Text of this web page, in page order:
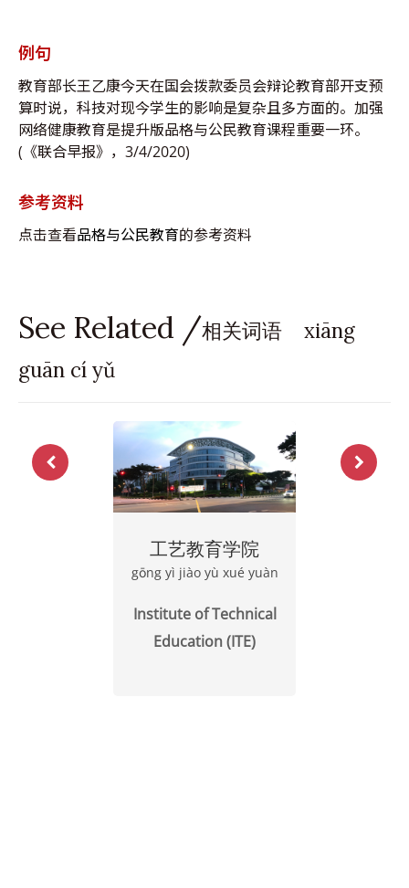
例句
教育部长王乙康今天在国会拨款委员会辩论教育部开支预
算时说，科技对现今学生的影响是复杂且多方面的。加强
网络健康教育是提升版品格与公民教育课程重要一环。
(《联合早报》，3/4/2020)
参考资料
点击查看品格与公民教育的参考资料
See Related /相关词语 xiāng
guān cí yǔ
工艺教育学院
gōng yì jiào yù xué yuàn
Institute of Technical
Education (ITE)